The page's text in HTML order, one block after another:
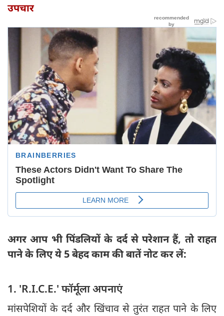
उपचार
अगर आप भी पिंडलियों के दर्द से परेशान हैं, तो राहत
पाने के लिए ये 5 बेहद काम की बातें नोट कर लें:
1. 'R.I.C.E.' फॉर्मूला अपनाएं
मांसपेशियों के दर्द और खिंचाव से तुरंत राहत पाने के लिए